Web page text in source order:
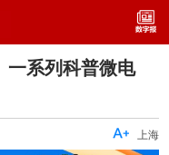
一系列科普微电
上海
